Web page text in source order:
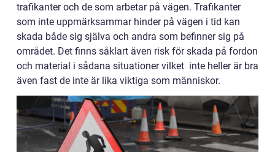
trafikanter och de som arbetar på vägen. Trafikanter
som inte uppmärksammar hinder på vägen i tid kan
skada både sig själva och andra som befinner sig på
området. Det finns såklart även risk för skada på fordon
och material i sådana situationer vilket inte heller är bra
även fast de inte är lika viktiga som människor.